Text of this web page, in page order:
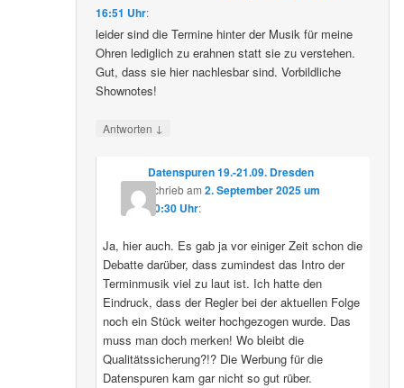
16:51 Uhr:
leider sind die Termine hinter der Musik für meine
Ohren lediglich zu erahnen statt sie zu verstehen.
Gut, dass sie hier nachlesbar sind. Vorbildliche
Shownotes!
Antworten ↓
Datenspuren 19.-21.09. Dresden
schriebam 2. September 2025 um
10:30 Uhr:
Ja, hier auch. Es gab ja vor einiger Zeit schon die
Debatte darüber, dass zumindest das Intro der
Terminmusik viel zu laut ist. Ich hatte den
Eindruck, dass der Regler bei der aktuellen Folge
noch ein Stück weiter hochgezogen wurde. Das
muss man doch merken! Wo bleibt die
Qualitätssicherung?!? Die Werbung für die
Datenspuren kam gar nicht so gut rüber.